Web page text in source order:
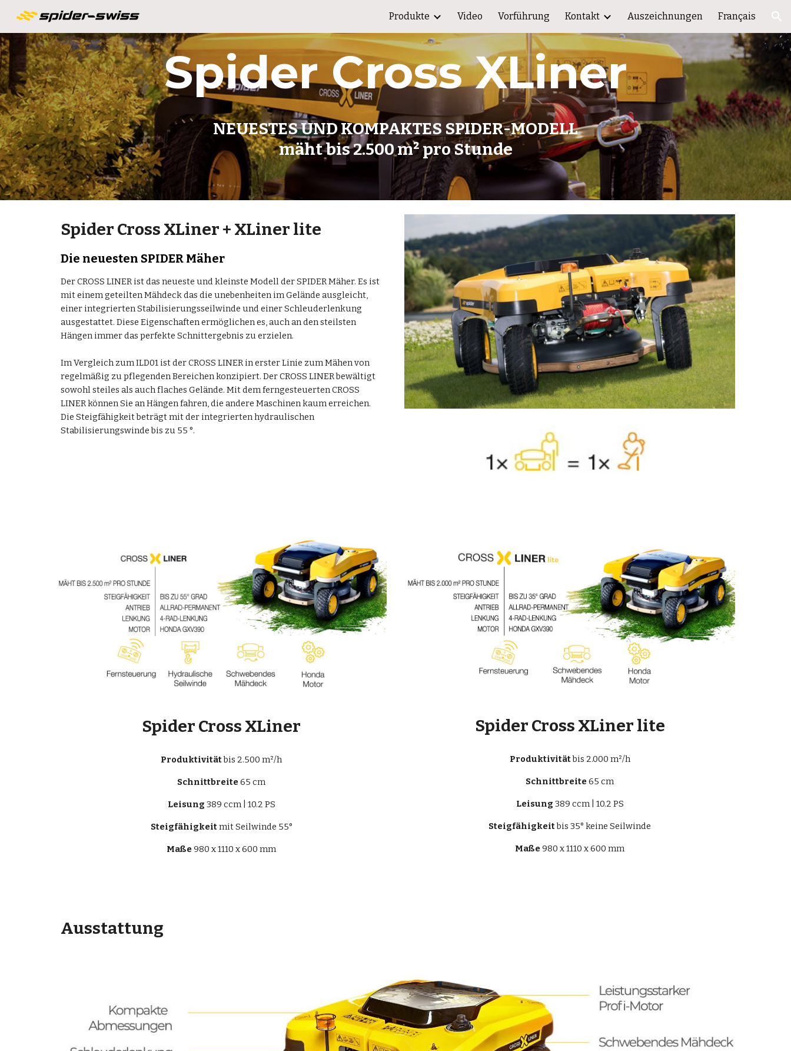
Skip to navigation
Produkte Video Vorführung Kontakt Auszeichnungen Français
Spider Cross XLiner
NEUESTES UND KOMPAKTES SPIDER-MODELL
mäht bis 2.500 m² pro Stunde
Spider Cross XLiner + XLiner lite
Die neuesten SPIDER Mäher
Der CROSS LINER ist das neueste und kleinste Modell der SPIDER Mäher. Es ist
mit einem geteilten Mähdeck das die unebenheiten im Gelände ausgleicht,
einer integrierten Stabilisierungsseilwinde und einer Schleuderlenkung
ausgestattet. Diese Eigenschaften ermöglichen es, auch an den steilsten
Hängen immer das perfekte Schnittergebnis zu erzielen.
Im Vergleich zum ILD01 ist der CROSS LINER in erster Linie zum Mähen von
regelmäßig zu pflegenden Bereichen konzipiert. Der CROSS LINER bewältigt
sowohl steiles als auch flaches Gelände. Mit dem ferngesteuerten CROSS
LINER können Sie an Hängen fahren, die andere Maschinen kaum erreichen.
Die Steigfähigkeit beträgt mit der integrierten hydraulischen
Stabilisierungswinde bis zu 55 °.
Spider Cross XLiner
Produktivität bis 2.500 m²/h
Schnittbreite 65 cm
Leisung 389 ccm | 10.2 PS
Steigfähigkeit mit Seilwinde 55°
Maße 980 x 1110 x 600 mm
Spider Cross XLiner lite
Produktivität bis 2.000 m²/h
Schnittbreite 65 cm
Leisung 389 ccm | 10.2 PS
Steigfähigkeit bis 35° keine Seilwinde
Maße 980 x 1110 x 600 mm
Ausstattung